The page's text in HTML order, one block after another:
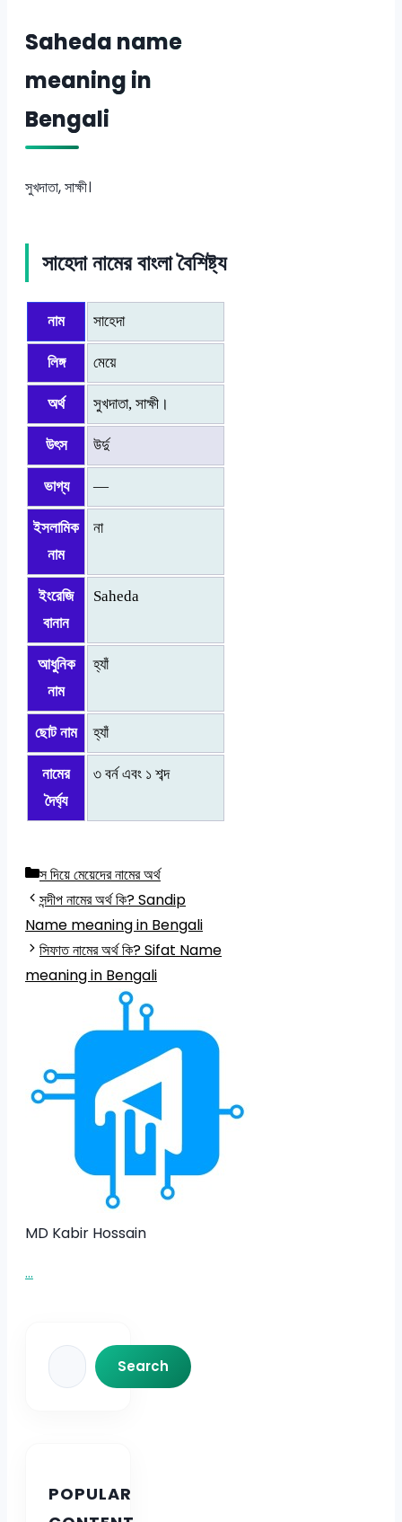
Saheda name
meaning in
Bengali
সুখদাতা, সাক্ষী।
সাহেদা নামের বাংলা বৈশিষ্ট্য
নাম সাহেদা
লিঙ্গ মেয়ে
অর্থ সুখদাতা, সাক্ষী।
উৎস উর্দু
ভাগ্য —
ইসলামিক
নাম
না
ইংরেজি
বানান
Saheda
আধুনিক
নাম
হ্যাঁ
ছোট নাম হ্যাঁ
নামের
দৈর্ঘ্য
৩ বর্ন এবং ১ শব্দ
Categories
স দিয়ে মেয়েদের নামের অর্থ
সন্দীপ নামের অর্থ কি? Sandip
Name meaning in Bengali
সিফাত নামের অর্থ কি? Sifat Name
meaning in Bengali
MD Kabir Hossain
...
Search
Search
POPULAR